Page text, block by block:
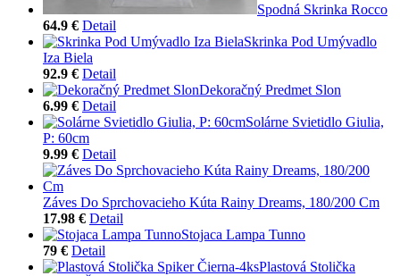
Spodná Skrinka Rocco
64.9 € Detail
Skrinka Pod Umývadlo
Iza Biela
92.9 € Detail
Dekoračný Predmet Slon
6.99 € Detail
Solárne Svietidlo Giulia,
P: 60cm
9.99 € Detail
Záves Do Sprchovacieho Kúta Rainy Dreams, 180/200 Cm
17.98 € Detail
Stojaca Lampa Tunno
79 € Detail
Plastová Stolička